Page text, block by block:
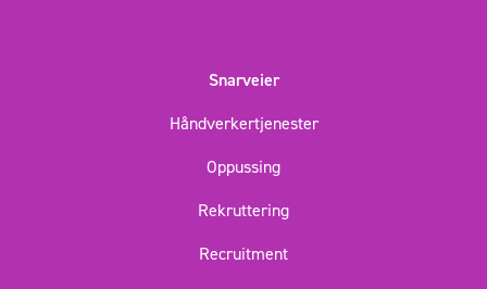
Snarveier
Håndverkertjenester
Oppussing
Rekruttering
Recruitment